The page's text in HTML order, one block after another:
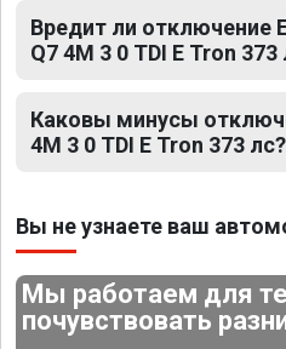
Вредит ли отключение
Q7 4M 3 0 TDI E Tron 373
Каковы минусы
4M 3 0 TDI E Tron 373 лс?
Вы не узнаете ваш
Мы работаем для
почувствовать